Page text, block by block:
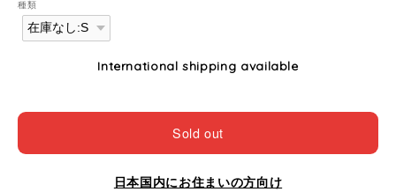
種類
International shipping available
Sold out
日本国内にお住まいの方向け